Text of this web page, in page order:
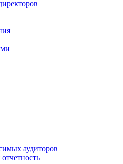
аудиторов